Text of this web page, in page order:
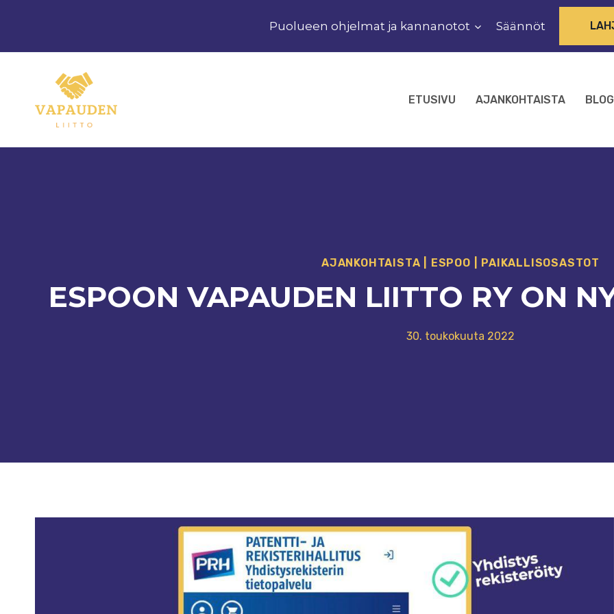
Puolueen ohjelmat ja kannanotot Säännöt
ETUSIVU AJANKOHTAISTA
AJANKOHTAISTA ESPOO PAIKALLISOSASTOT
ESPOON VAPAUDEN LIITTO RY ON
30. toukokuuta 2022